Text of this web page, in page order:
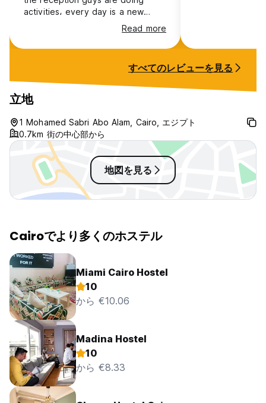
activities، every day is a new
Read more
すべてのレビューを見る
立地
1 Mohamed Sabri Abo Alam, Cairo, エジプト
0.7km 街の中心部から
地図を見る
Cairoでより多くのホステル
Miami Cairo Hostel
10
から €10.06
Madina Hostel
10
から €8.33